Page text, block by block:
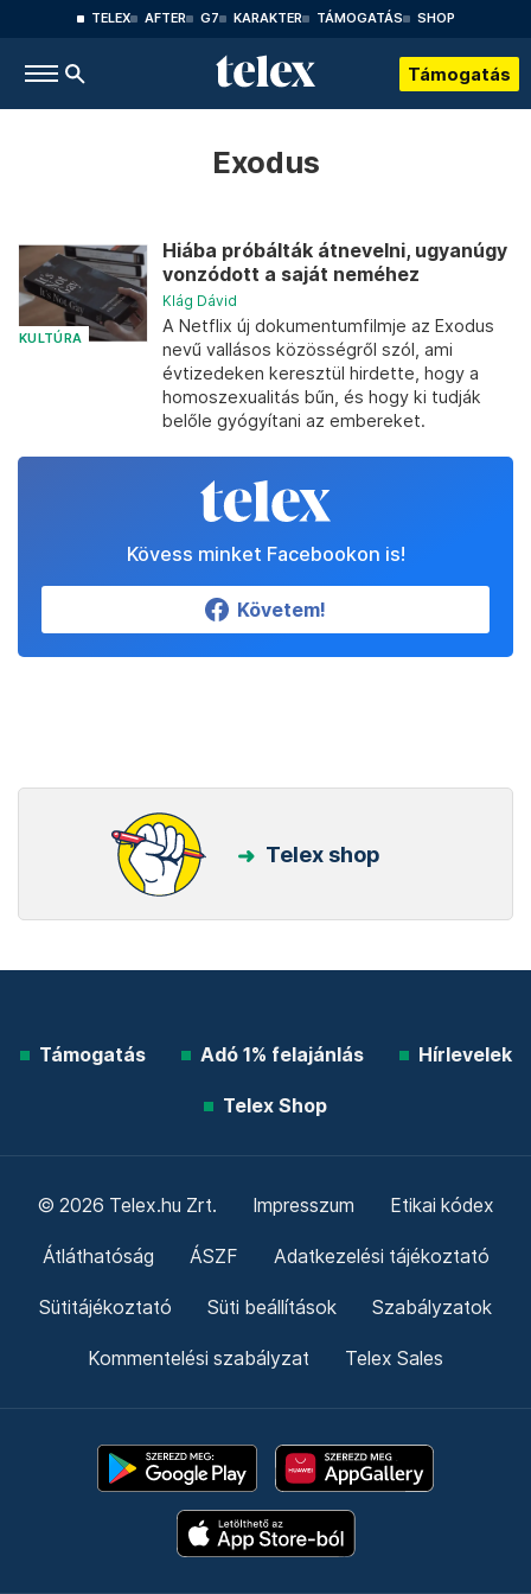
TELEX AFTER G7 KARAKTER TÁMOGATÁS SHOP
Támogatás
Exodus
KULTÚRA
Hiába próbálták átnevelni, ugyanúgy
vonzódott a saját neméhez
Klág Dávid
A Netflix új dokumentumfilmje az Exodus
nevű vallásos közösségről szól, ami
évtizedeken keresztül hirdette, hogy a
homoszexualitás bűn, és hogy ki tudják
belőle gyógyítani az embereket.
Kövess minket Facebookon is!
Követem!
Telex shop
Támogatás Adó 1% felajánlás Hírlevelek
Telex Shop
© 2026 Telex.hu Zrt. Impresszum Etikai kódex
Átláthatóság ÁSZF Adatkezelési tájékoztató
Sütitájékoztató Süti beállítások Szabályzatok
Kommentelési szabályzat Telex Sales